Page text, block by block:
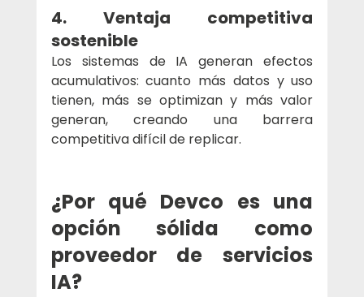
4. Ventaja competitiva
sostenible
Los sistemas de IA generan efectos
acumulativos: cuanto más datos y uso
tienen, más se optimizan y más valor
generan, creando una barrera
competitiva difícil de replicar.
¿Por qué Devco es una
opción sólida como
proveedor de servicios
IA?